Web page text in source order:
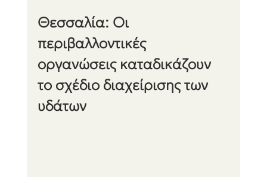
Θεσσαλία: Οι
περιβαλλοντικές
οργανώσεις καταδικάζουν
το σχέδιο διαχείρισης των
υδάτων